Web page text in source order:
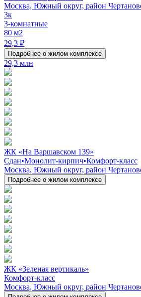
Москва, Южный округ, район
3к
3-комнатные
80 м2
29,3 ₽
Подробнее о жилом комплексе
29,3 млн
ЖК «На Варшавском 139»
Сдан•Монолит-кирпич•Комфорт-класс
Москва, Южный округ, район
Подробнее о жилом комплексе
ЖК «Зеленая вертикаль»
Комфорт-класс
Москва, Южный округ, район